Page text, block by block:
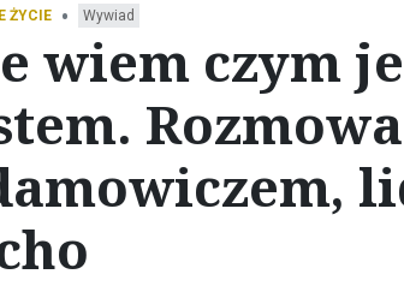
ŻYCIE • Wywiad
wiem czym